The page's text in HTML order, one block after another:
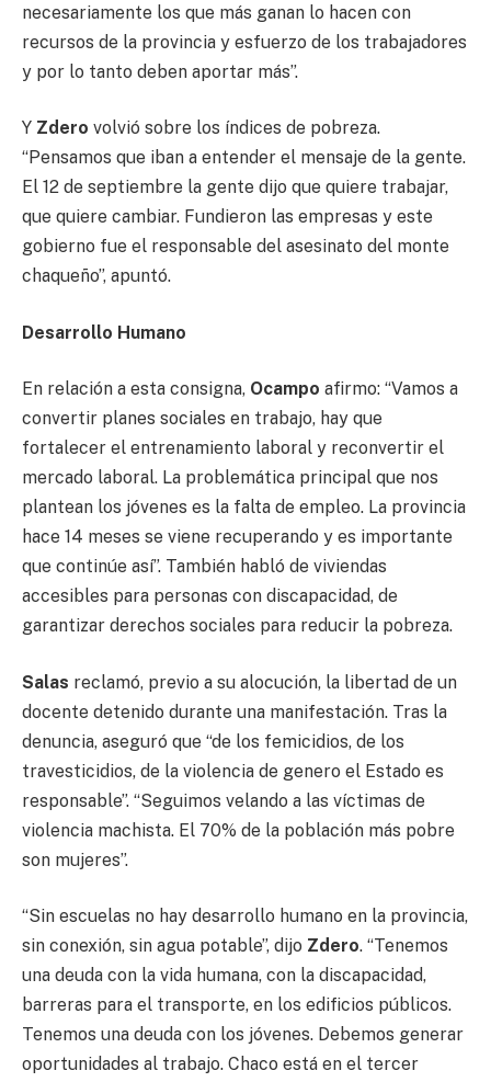
necesariamente los que más ganan lo hacen con
recursos de la provincia y esfuerzo de los trabajadores
y por lo tanto deben aportar más”.
Y Zdero volvió sobre los índices de pobreza.
“Pensamos que iban a entender el mensaje de la gente.
El 12 de septiembre la gente dijo que quiere trabajar,
que quiere cambiar. Fundieron las empresas y este
gobierno fue el responsable del asesinato del monte
chaqueño”, apuntó.
Desarrollo Humano
En relación a esta consigna, Ocampo afirmo: “Vamos a
convertir planes sociales en trabajo, hay que
fortalecer el entrenamiento laboral y reconvertir el
mercado laboral. La problemática principal que nos
plantean los jóvenes es la falta de empleo. La provincia
hace 14 meses se viene recuperando y es importante
que continúe así”. También habló de viviendas
accesibles para personas con discapacidad, de
garantizar derechos sociales para reducir la pobreza.
Salas reclamó, previo a su alocución, la libertad de un
docente detenido durante una manifestación. Tras la
denuncia, aseguró que “de los femicidios, de los
travesticidios, de la violencia de genero el Estado es
responsable”. “Seguimos velando a las víctimas de
violencia machista. El 70% de la población más pobre
son mujeres”.
“Sin escuelas no hay desarrollo humano en la provincia,
sin conexión, sin agua potable”, dijo Zdero. “Tenemos
una deuda con la vida humana, con la discapacidad,
barreras para el transporte, en los edificios públicos.
Tenemos una deuda con los jóvenes. Debemos generar
oportunidades al trabajo. Chaco está en el tercer